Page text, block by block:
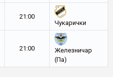
21:00
Чукарички
21:00
Железничар
(Па)